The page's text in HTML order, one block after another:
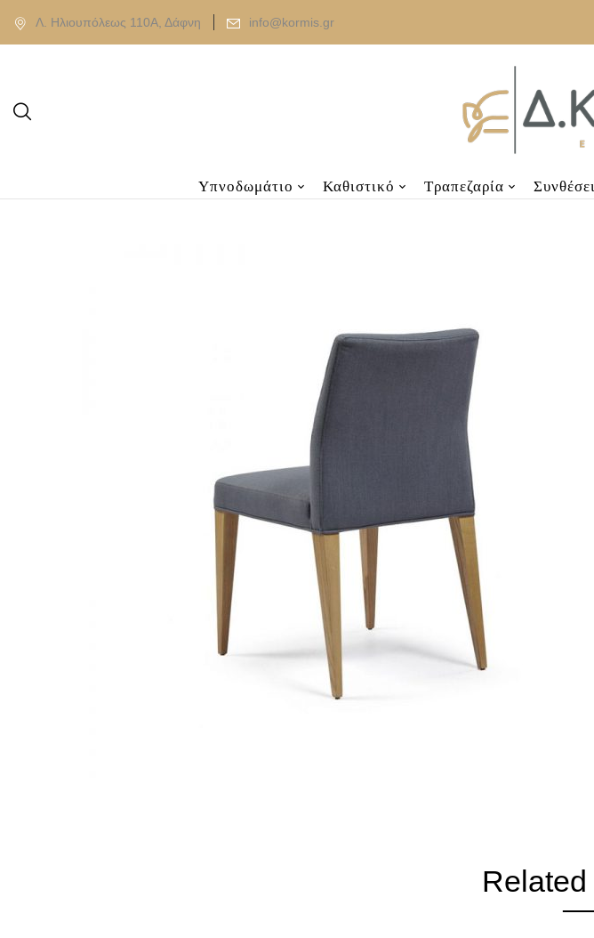
Λ. Ηλιουπόλεως 110Α, Δάφνη info@kormis.gr
Υπνοδωμάτιο Καθιστικό Τραπεζαρία